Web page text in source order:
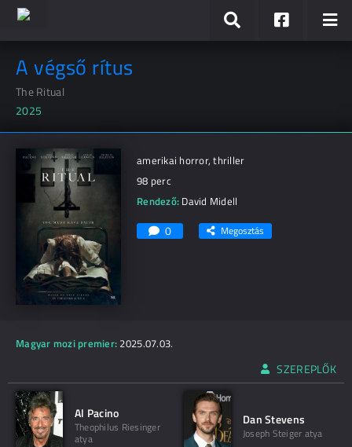
A végső rítus
The Ritual
2025
amerikai horror, thriller
98 perc
Rendező: David Midell
0 Megosztás
Magyar mozi premier: 2025.07.03.
SZEREPLŐK
Al Pacino
Theophilus Riesinger
atya
Dan Stevens
Joseph Steiger atya